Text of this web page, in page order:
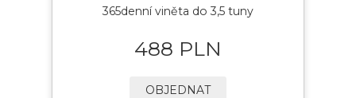
365denní viněta do 3,5 tuny
488 PLN
OBJEDNAT